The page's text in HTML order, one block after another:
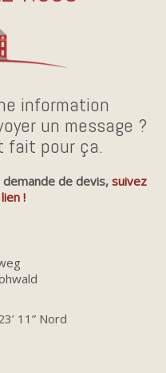
information
un message ?
fait pour ça.
de devis, suivez
!
11” Nord